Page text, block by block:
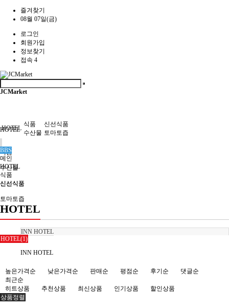
즐겨찾기
08월 07일(금)
로그인
회원가입
정보찾기
접속 4
JCMarket
HOTEL
식품
수산물
신선식품
토마토즙
HOTEL
식품
수산물
신선식품
토마토즙
BBS
메인
HOTEL
식품
신선식품
HOTEL
INN HOTEL
HOTEL(1)
INN HOTEL
높은가격순 낮은가격순 판매순 평점순 후기순
댓글순
최근순
히트상품
추천상품 최신상품 인기상품
할인상품
상품정렬